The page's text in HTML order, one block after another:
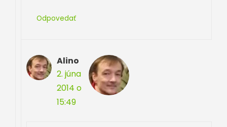
Odpovedať
Alino
2. júna
2014 o
15:49